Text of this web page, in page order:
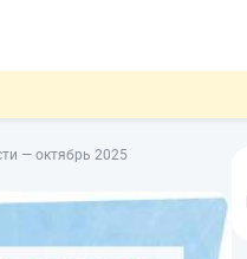
— октябрь 2025